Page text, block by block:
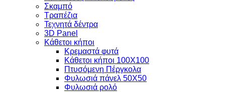
Σκαμπό
Τραπέζια
Τεχνητά δέντρα
3D Panel
Κάθετοι κήποι
Κρεμαστά φυτά
Κάθετοι κήποι 100Χ100
Πτυσόμενη Πέργκολα
Φυλωσιά πάνελ 50Χ50
Φυλωσιά ρολό